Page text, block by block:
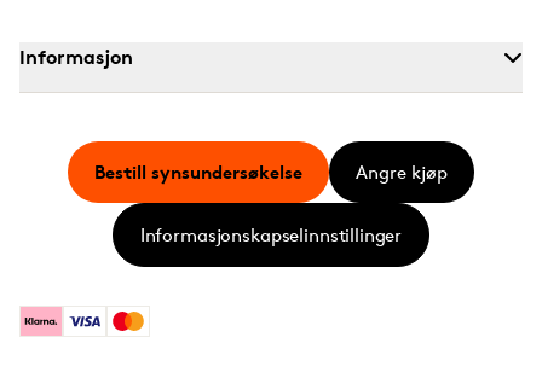
Informasjon
KlarnaVisa Mastercard
Bestill synsundersøkelse Angre kjøp
Informasjonskapselinnstillinger